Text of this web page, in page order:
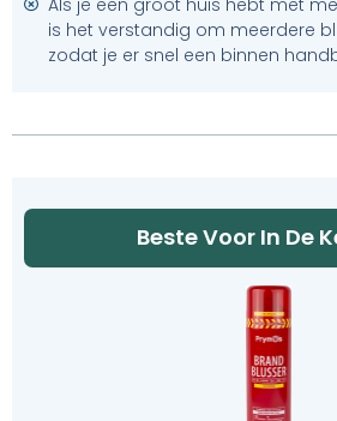
is het verstandig om meerdere
zodat je er snel een binnen
Beste Voor In De